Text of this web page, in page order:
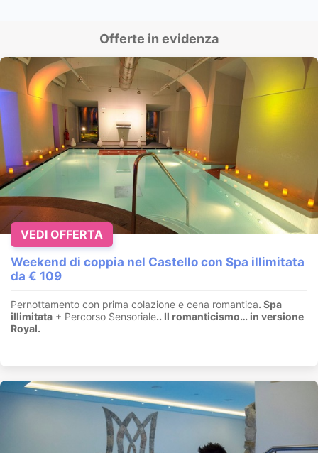
Offerte in evidenza
Weekend di coppia nel Castello con Spa illimitata
da € 109
Pernottamento con prima colazione e cena romantica. Spa
illimitata + Percorso Sensoriale.. Il romanticismo… in versione
Royal.
VEDI OFFERTA